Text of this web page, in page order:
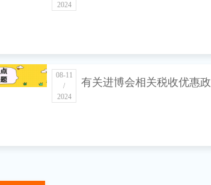
2024
08-11
/
2024
有关进博会相关税收优惠政